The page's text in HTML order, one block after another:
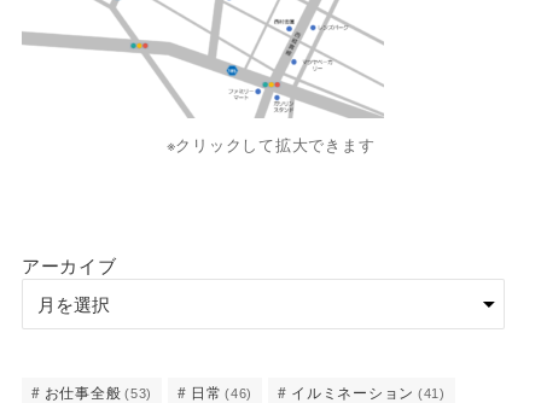
※クリックして拡大できます
アーカイブ
お仕事全般 (53) 日常 (46) イルミネーション (41)